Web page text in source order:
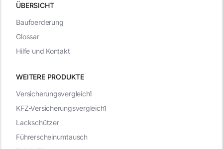
ÜBERSICHT
WEITERE PRODUKTE
Versicherungsvergleich1
KFZ-Versicherungsvergleich1
Lackschützer
Führerscheinumtausch
Baufoerderung
Glossar
Hilfe und Kontakt